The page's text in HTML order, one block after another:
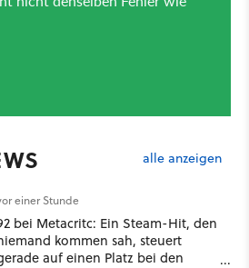
alle anzeigen
einer Stunde
bei Metacritc: Ein Steam-Hit, den
kommen sah, steuert
auf einen Platz bei den